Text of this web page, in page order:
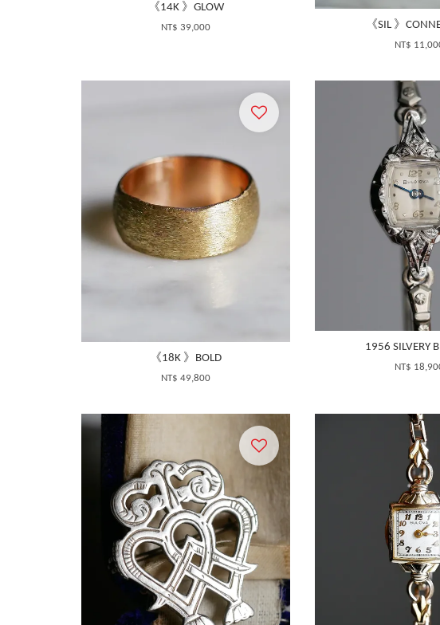
《14K 》GLOW
NT$ 39,000 《SIL 》
NT$
《18K 》BOLD
NT$ 49,800
1956 SILVERY
NT$